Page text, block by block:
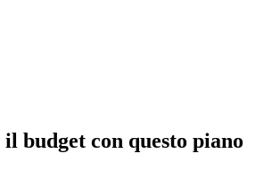
budget con questo piano